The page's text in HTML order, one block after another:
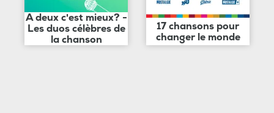
A deux c'est mieux? -
Les duos célèbres de
la chanson
17 chansons pour
changer le monde